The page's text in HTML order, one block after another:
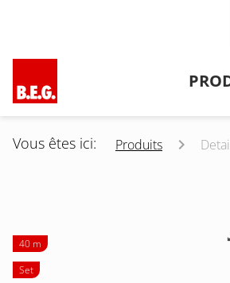
Vous êtes ici: Produits
40 m
Set